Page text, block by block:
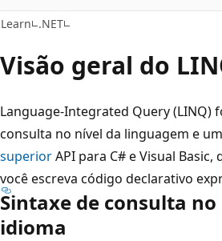
Learn .NET
Visão geral do
Language-Integrated Query (LINQ)
consulta no nível da linguagem e
superiorAPI para C# e Visual
você escreva código declarativo
Sintaxe de consulta
idioma